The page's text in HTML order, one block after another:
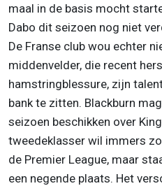
maal in de basis mocht
Dabo dit seizoen nog niet
De Franse club wou echter
middenvelder, die recent
hamstringblessure, zijn
bank te zitten. Blackburn
seizoen beschikken over
tweedeklasser wil immers
de Premier League, maar
een negende plaats. Het